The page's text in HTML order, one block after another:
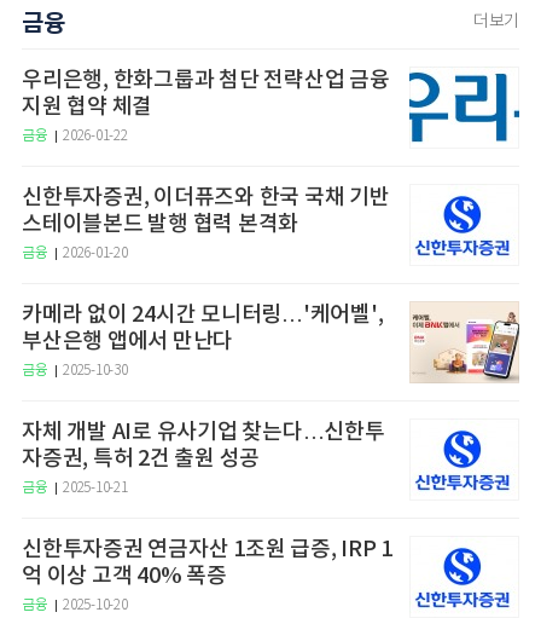
금융 더보기
우리은행, 한화그룹과 첨단 전략산업 금융
지원 협약 체결
금융 2026-01-22
신한투자증권, 이더퓨즈와 한국 국채 기반
스테이블본드 발행 협력 본격화
금융 2026-01-20
카메라 없이 24시간 모니터링…'케어벨',
부산은행 앱에서 만난다
금융 2025-10-30
자체 개발 AI로 유사기업 찾는다…신한투
자증권, 특허 2건 출원 성공
금융 2025-10-21
신한투자증권 연금자산 1조원 급증, IRP 1
억 이상 고객 40% 폭증
금융 2025-10-20